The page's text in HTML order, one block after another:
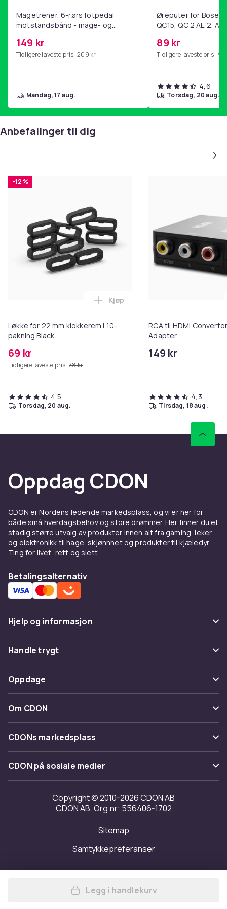
Svart
Vekt, gram
6440
Artikkel nr.
Magetrener, 6-rørs fotpedal
motstandsbånd - mage- og
hjemmegymnastikk Purple
149 kr
Tidligere laveste pris: 209 kr
mandag, 17 aug.
Øreputer for Bose
QC15, QC 2 AE 2, AE
89 kr
Tidligere laveste pris: 99
4,6
torsdag, 20 aug.
Anbefalinger til dig
-12 %
Løkke for 22 mm klokkerem i 10-
pakning Black
69 kr
Tidligere laveste pris: 78 kr
Legg Løkke for 22 mm
Kjøp
4,5
torsdag, 20 aug.
RCA til HDMI
Adapter
149 kr
4,3
tirsdag, 18 aug.
Oppdag CDON
CDON er Nordens ledende markedsplass, og vi er her for
både små hverdagsbehov og store drømmer. Her finner du et
stadig større utvalg av produkter innen alt fra gaming, leker
og elektronikk til hage, skjønnhet og produkter til kjæledyr.
Ting for livet, rett og slett.
Betalingsalternativ
Hjelp og informasjon
Vanlige spørsmål
Spor pakke
Angre & returner her
Kontakt oss
Handle trygt
Betaling
Levering
Tilbakekallinger
Oppdage
Kategorier
Varemerker
Om CDON
Om oss
Kundeanmeldelser
Jobbe på CDON
Investor relations
Tilgjengelighet
CDONs markedsplass
Merchant Help Center
CDON på sosiale medier
Copyright © 2010-2026 CDON AB
CDON AB, Org.nr: 556406-1702
Sitemap
Samtykkepreferanser
Legg vidaXL Gulvlampe
Legg i handlekurv